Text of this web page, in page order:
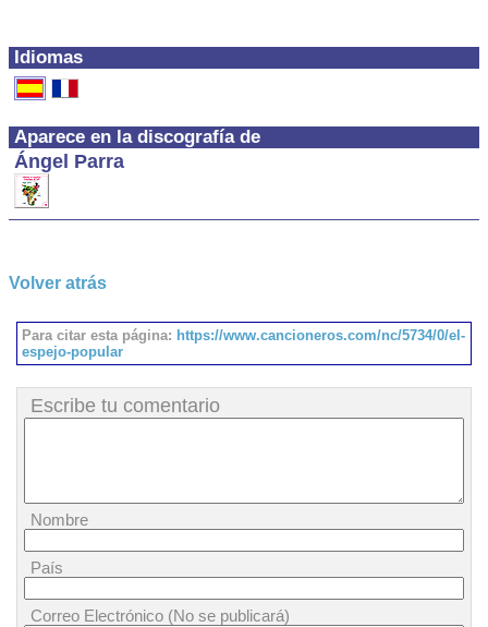
Idiomas
Aparece en la discografía de
Ángel Parra
Volver atrás
Para citar esta página: https://www.cancioneros.com/nc/5734/0/el-
espejo-popular
Escribe tu comentario
Nombre
País
Correo Electrónico (No se publicará)